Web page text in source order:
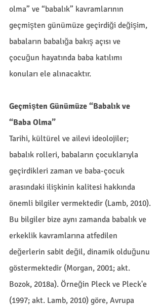
olma” ve “babalık” kavramlarının
geçmişten günümüze geçirdiği değişim,
babaların babalığa bakış açısı ve
çocuğun hayatında baba katılımı
konuları ele alınacaktır.
Geçmişten Günümüze “Babalık ve
“Baba Olma”
Tarihi, kültürel ve ailevi ideolojiler;
babalık rolleri, babaların çocuklarıyla
geçirdikleri zaman ve baba-çocuk
arasındaki ilişkinin kalitesi hakkında
önemli bilgiler vermektedir (Lamb, 2010).
Bu bilgiler bize aynı zamanda babalık ve
erkeklik kavramlarına atfedilen
değerlerin sabit değil, dinamik olduğunu
göstermektedir (Morgan, 2001; akt.
Bozok, 2018a). Örneğin Pleck ve Pleck'e
(1997; akt. Lamb, 2010) göre, Avrupa